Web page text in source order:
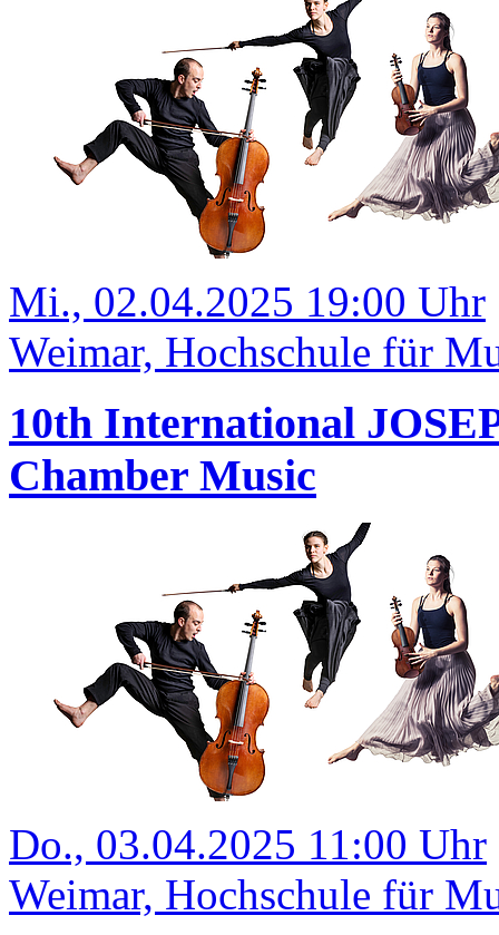
Mi., 02.04.2025 19:00 Uhr
Weimar, Hochschule für
10th International
Chamber Music
Do., 03.04.2025 11:00 Uhr
Weimar, Hochschule für